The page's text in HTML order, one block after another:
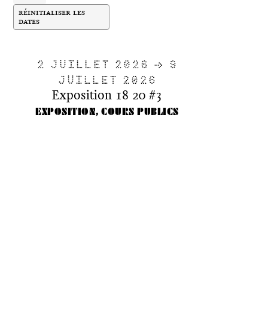
RÉINITIALISER LES
DATES
2 JUILLET 2026 → 9
JUILLET 2026
Exposition 18 20 #3
EXPOSITION, COURS PUBLICS